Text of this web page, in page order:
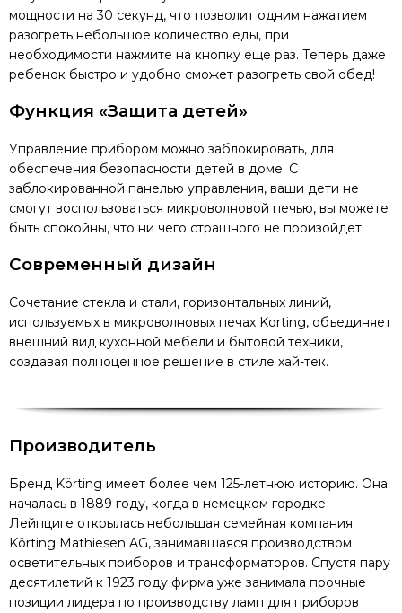
мощности на 30 секунд, что позволит одним нажатием
разогреть небольшое количество еды, при
необходимости нажмите на кнопку еще раз. Теперь даже
ребенок быстро и удобно сможет разогреть свой обед!
Функция «Защита детей»
Управление прибором можно заблокировать, для
обеспечения безопасности детей в доме. С
заблокированной панелью управления, ваши дети не
смогут воспользоваться микроволновой печью, вы можете
быть спокойны, что ни чего страшного не произойдет.
Современный дизайн
Сочетание стекла и стали, горизонтальных линий,
используемых в микроволновых печах Korting, объединяет
внешний вид кухонной мебели и бытовой техники,
создавая полноценное решение в стиле хай-тек.
Производитель
Бренд Körting имеет более чем 125-летнюю историю. Она
началась в 1889 году, когда в немецком городке
Лейпциге открылась небольшая семейная компания
Körting Mathiesen AG, занимавшаяся производством
осветительных приборов и трансформаторов. Спустя пару
десятилетий к 1923 году фирма уже занимала прочные
позиции лидера по производству ламп для приборов